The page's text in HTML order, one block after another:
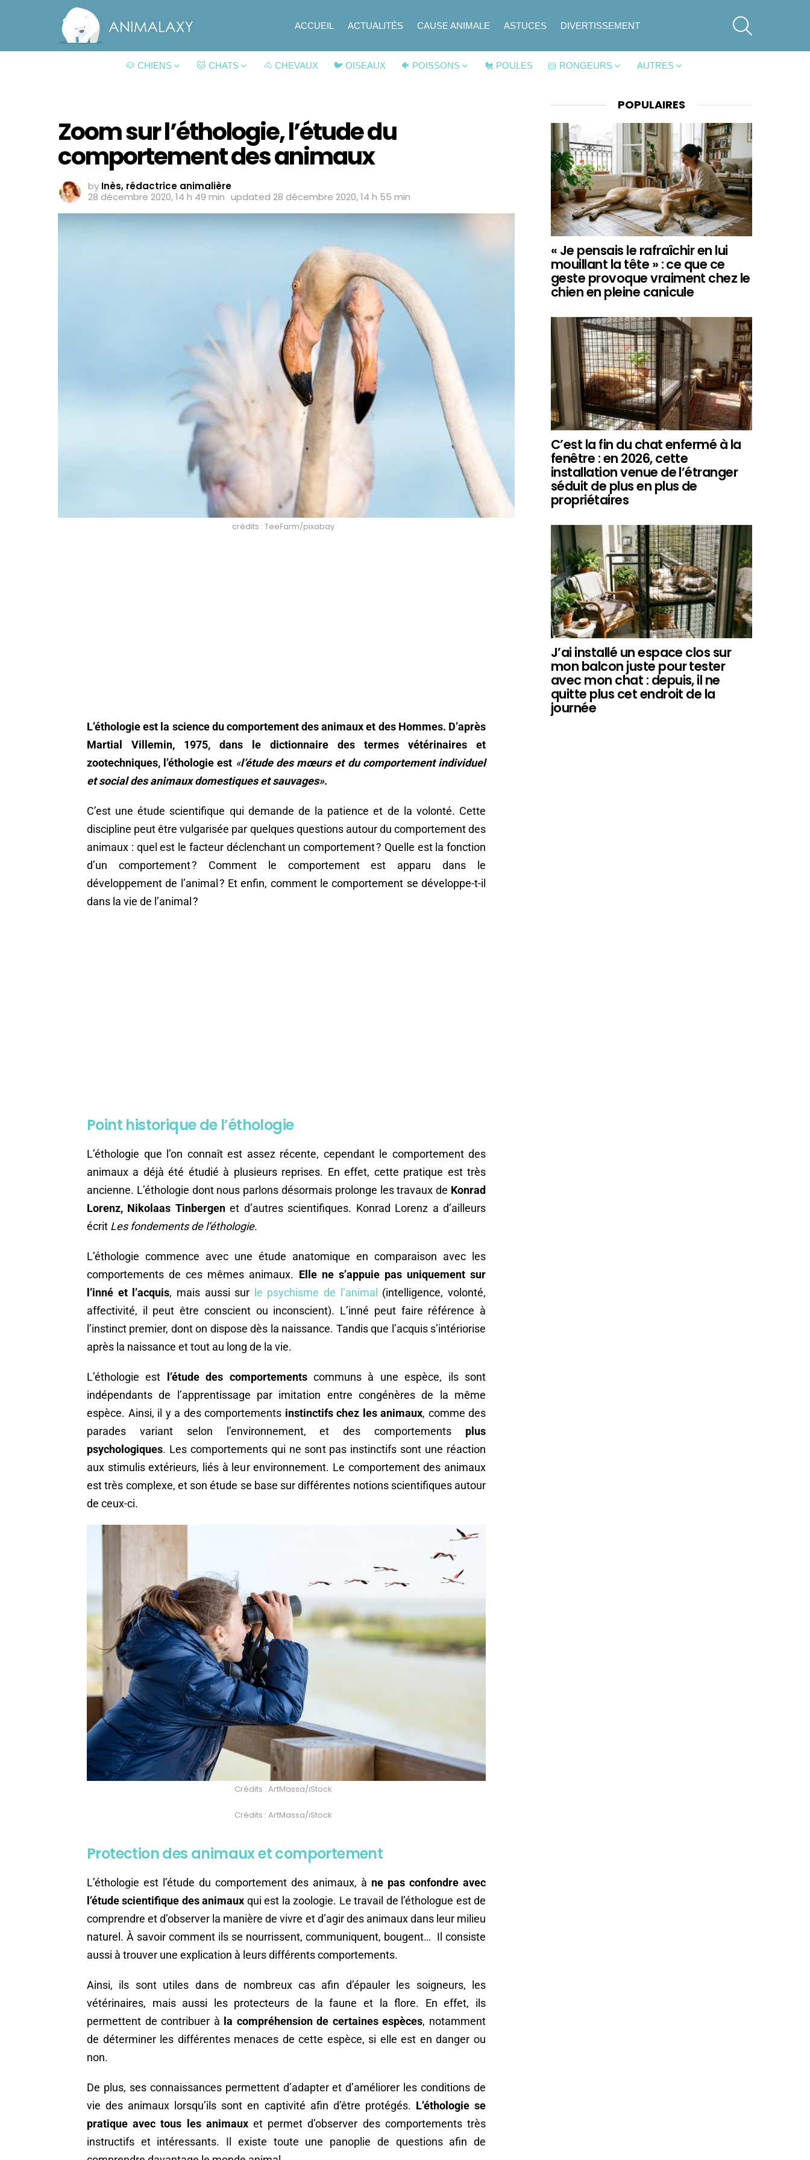
ACCUEIL ACTUALITÉS CAUSE ANIMALE ASTUCES DIVERTISSEMENT
🐶 CHIENS 🐱 CHATS 🐴 CHEVAUX 🐦 OISEAUX 🐠 POISSONS 🐔 POULES 🐹 RONGEURS AUTRES
Zoom sur l’éthologie, l’étude du
comportement des animaux
by Inès, rédactrice animalière
28 décembre 2020, 14 h 49 min updated 28 décembre 2020, 14 h 55 min
crédits : TeeFarm/pixabay
L’éthologie est la science du comportement des animaux et des Hommes. D’après
Martial Villemin, 1975, dans le dictionnaire des termes vétérinaires et
zootechniques, l’éthologie est «l’étude des mœurs et du comportement individuel
et social des animaux domestiques et sauvages».
C’est une étude scientifique qui demande de la patience et de la volonté. Cette
discipline peut être vulgarisée par quelques questions autour du comportement des
animaux : quel est le facteur déclenchant un comportement ? Quelle est la fonction
d’un comportement ? Comment le comportement est apparu dans le
développement de l’animal ? Et enfin, comment le comportement se développe-t-il
dans la vie de l’animal ?
Point historique de l’éthologie
L’éthologie que l’on connaît est assez récente, cependant le comportement des
animaux a déjà été étudié à plusieurs reprises. En effet, cette pratique est très
ancienne. L’éthologie dont nous parlons désormais prolonge les travaux de Konrad
Lorenz, Nikolaas Tinbergenet d’autres scientifiques. Konrad Lorenz a d’ailleurs
écrit Les fondements de l’éthologie.
L’éthologie commence avec une étude anatomique en comparaison avec les
comportements de ces mêmes animaux. Elle ne s’appuie pas uniquement sur
l’inné et l’acquis, mais aussi sur le psychisme de l’animal (intelligence, volonté,
affectivité, il peut être conscient ou inconscient). L’inné peut faire référence à
l’instinct premier, dont on dispose dès la naissance. Tandis que l’acquis s’intériorise
après la naissance et tout au long de la vie.
L’éthologie est l’étude des comportementscommuns à une espèce, ils sont
indépendants de l’apprentissage par imitation entre congénères de la même
espèce. Ainsi, il y a des comportements instinctifs chez les animaux, comme des
parades variant selon l’environnement, et des comportements plus
psychologiques. Les comportements qui ne sont pas instinctifs sont une réaction
aux stimulis extérieurs, liés à leur environnement. Le comportement des animaux
est très complexe, et son étude se base sur différentes notions scientifiques autour
de ceux-ci.
Crédits : ArtMassa/iStock
Crédits : ArtMassa/iStock
Protection des animaux et comportement
L’éthologie est l’étude du comportement des animaux, à ne pas confondre avec
l’étude scientifique des animaux qui est la zoologie. Le travail de l’éthologue est de
comprendre et d’observer la manière de vivre et d’agir des animaux dans leur milieu
naturel. À savoir comment ils se nourrissent, communiquent, bougent… Il consiste
aussi à trouver une explication à leurs différents comportements.
Ainsi, ils sont utiles dans de nombreux cas afin d’épauler les soigneurs, les
vétérinaires, mais aussi les protecteurs de la faune et la flore. En effet, ils
permettent de contribuer à la compréhension de certaines espèces, notamment
de déterminer les différentes menaces de cette espèce, si elle est en danger ou
non.
De plus, ses connaissances permettent d’adapter et d’améliorer les conditions de
vie des animaux lorsqu’ils sont en captivité afin d’être protégés. L’éthologie se
pratique avec tous les animauxet permet d’observer des comportements très
instructifs et intéressants. Il existe toute une panoplie de questions afin de
POPULAIRES
« Je pensais le rafraîchir en lui
mouillant la tête » : ce que ce
geste provoque vraiment chez le
chien en pleine canicule
C’est la fin du chat enfermé à la
fenêtre : en 2026, cette
installation venue de l’étranger
séduit de plus en plus de
propriétaires
J’ai installé un espace clos sur
mon balcon juste pour tester
avec mon chat : depuis, il ne
quitte plus cet endroit de la
journée